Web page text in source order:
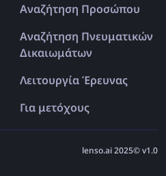
Αναζήτηση Προσώπου
Αναζήτηση Πνευματικών
Δικαιωμάτων
Λειτουργία Έρευνας
Για μετόχους
lenso.ai 2025© v1.0